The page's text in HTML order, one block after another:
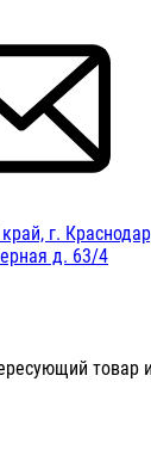
г.
д. 63/4
товар